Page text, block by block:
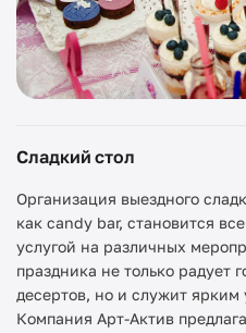
Сладкий стол
Организация выездного
как candy bar, становится
услугой на различных
праздника не только радует
десертов, но и служит
Компания Арт-Актив